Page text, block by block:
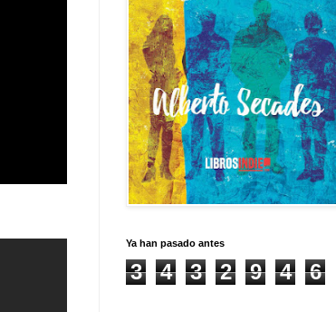
Ya han pasado antes
3 4 3 2 9 4 6